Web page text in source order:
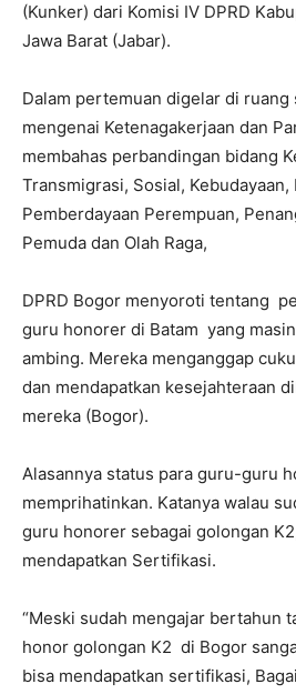
(Kunker) dari Komisi IV DPRD
Jawa Barat (Jabar).
Dalam pertemuan digelar di ruang
mengenai Ketenagakerjaan dan
membahas perbandingan bidang
Transmigrasi, Sosial, Kebudayaan,
Pemberdayaan Perempuan,
Pemuda dan Olah Raga,
DPRD Bogor menyoroti tentang
guru honorer di Batam yang
ambing. Mereka menganggap
dan mendapatkan kesejahteraan
mereka (Bogor).
Alasannya status para guru-guru
memprihatinkan. Katanya walau
guru honorer sebagai golongan
mendapatkan Sertifikasi.
“Meski sudah mengajar bertahun
honor golongan K2 di Bogor
bisa mendapatkan sertifikasi,